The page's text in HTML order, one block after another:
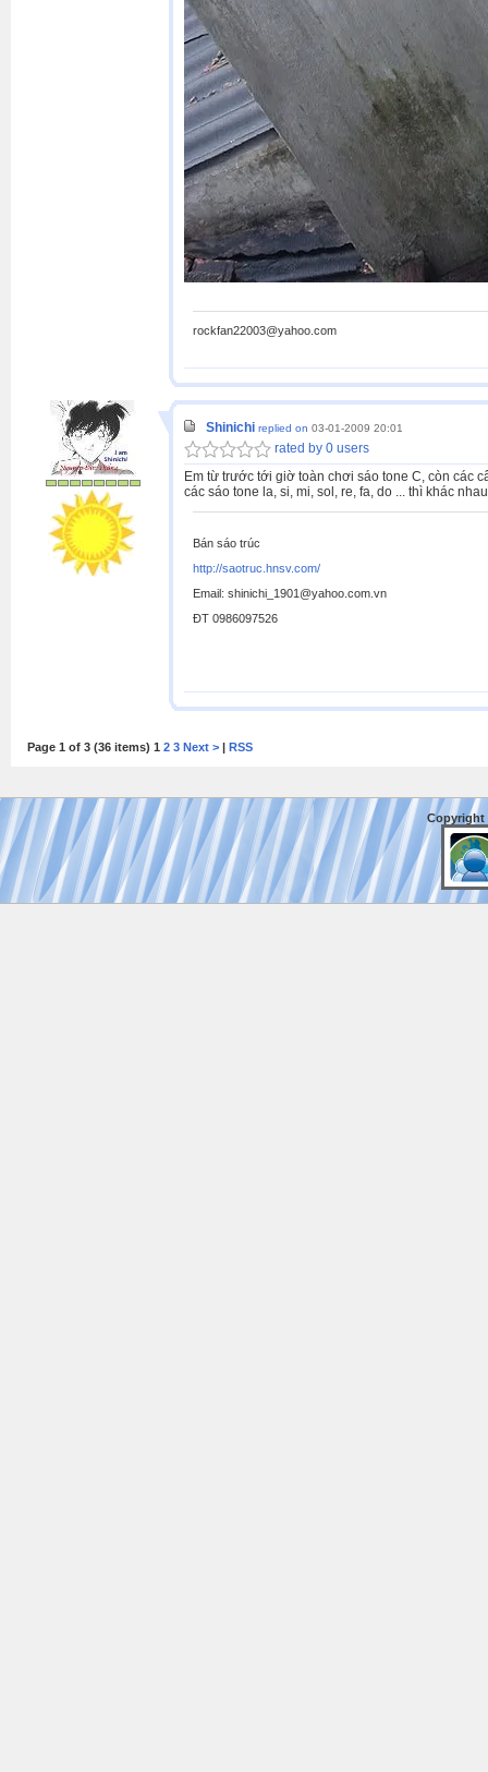
rockfan22003@yahoo.com
Shinichi replied on 03-01-2009 20:01
rated by 0 users
Em từ trước tới giờ toàn chơi sáo tone C, còn các
các sáo tone la, si, mi, sol, re, fa, do ... thì khác
Bán sáo trúc
http://saotruc.hnsv.com/
Email: shinichi_1901@yahoo.com.vn
ĐT 0986097526
Page 1 of 3 (36 items) 1 2 3 Next > RSS
Copyright